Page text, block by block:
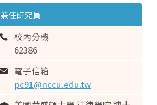
兼任研究員
校內分機
62386
電子信箱
pc91@nccu.edu.tw